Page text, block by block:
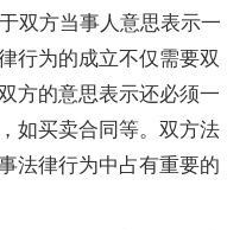
方当事人意思表示一
行为的成立不仅需要双
方的意思表示还必须一
如买卖合同等。双方法
法律行为中占有重要的